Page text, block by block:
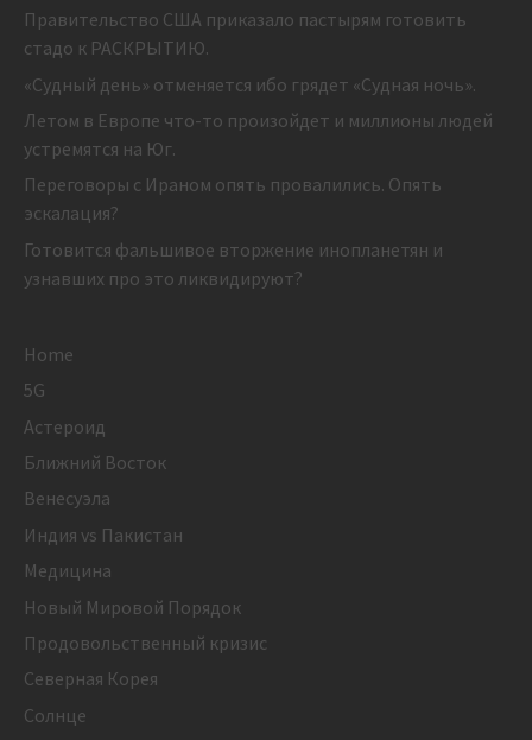
Правительство США приказало пастырям готовить
стадо к РАСКРЫТИЮ.
«Судный день» отменяется ибо грядет «Судная ночь».
Летом в Европе что-то произойдет и миллионы людей
устремятся на Юг.
Переговоры с Ираном опять провалились. Опять
эскалация?
Готовится фальшивое вторжение инопланетян и
узнавших про это ликвидируют?
Home
5G
Астероид
Ближний Восток
Венесуэла
Индия vs Пакистан
Медицина
Новый Мировой Порядок
Продовольственный кризис
Северная Корея
Солнце